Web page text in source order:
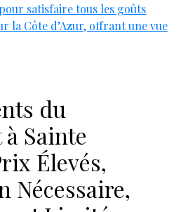
satisfaire tous les goûts
la Côte d’Azur, offrant une vue
du
Sainte
Élevés,
Nécessaire,